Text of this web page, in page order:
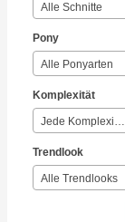
Alle Schnitte
Pony
Alle Ponyarten
Komplexität
Jede Komplexität
Trendlook
Alle Trendlooks